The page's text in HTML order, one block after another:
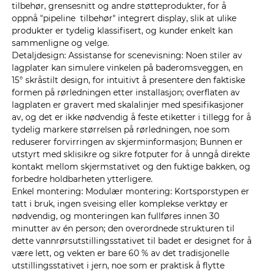
tilbehør, grensesnitt og andre støtteprodukter, for å
oppnå "pipeline tilbehør" integrert display, slik at ulike
produkter er tydelig klassifisert, og kunder enkelt kan
sammenligne og velge.
Detaljdesign: Assistanse for scenevisning: Noen stiler av
lagplater kan simulere vinkelen på baderomsveggen, en
15° skråstilt design, for intuitivt å presentere den faktiske
formen på rørledningen etter installasjon; overflaten av
lagplaten er gravert med skalalinjer med spesifikasjoner
av, og det er ikke nødvendig å feste etiketter i tillegg for å
tydelig markere størrelsen på rørledningen, noe som
reduserer forvirringen av skjerminformasjon; Bunnen er
utstyrt med sklisikre og sikre fotputer for å unngå direkte
kontakt mellom skjermstativet og den fuktige bakken, og
forbedre holdbarheten ytterligere.
Enkel montering: Modulær montering: Kortsporstypen er
tatt i bruk, ingen sveising eller komplekse verktøy er
nødvendig, og monteringen kan fullføres innen 30
minutter av én person; den overordnede strukturen til
dette vannrørsutstillingsstativet til badet er designet for å
være lett, og vekten er bare 60 % av det tradisjonelle
utstillingsstativet i jern, noe som er praktisk å flytte